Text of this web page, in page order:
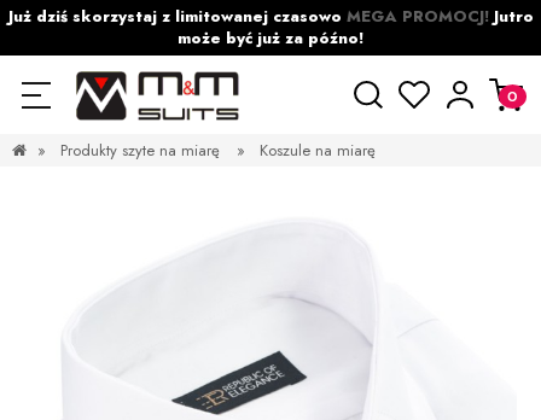
Już dziś skorzystaj z limitowanej czasowo MEGA PROMOCJ!Jutro
może być już za późno!
» Produkty szyte na miarę » Koszule na miarę